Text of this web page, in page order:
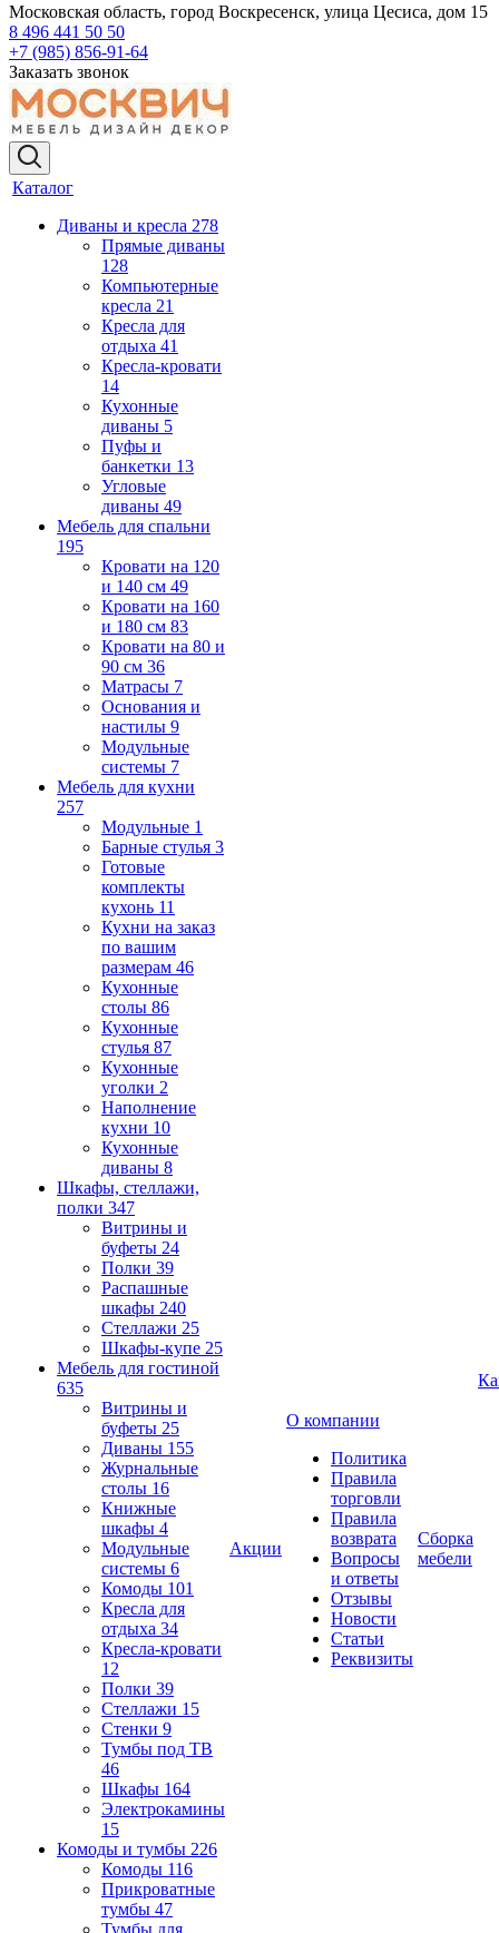
Московская область, город Воскресенск, улица Цесиса, дом 15
8 496 441 50 50
+7 (985) 856-91-64
Заказать звонок
Каталог
Диваны и кресла 278
Прямые диваны
128
Компьютерные
кресла 21
Кресла для
отдыха 41
Кресла-кровати
14
Кухонные
диваны 5
Пуфы и
банкетки 13
Угловые
диваны 49
Мебель для спальни
195
Кровати на 120
и 140 см 49
Кровати на 160
и 180 см 83
Кровати на 80 и
90 см 36
Матрасы 7
Основания и
настилы 9
Модульные
системы 7
Мебель для кухни
257
Модульные 1
Барные стулья 3
Готовые
комплекты
кухонь 11
Кухни на заказ
по вашим
размерам 46
Кухонные
столы 86
Кухонные
стулья 87
Кухонные
уголки 2
Наполнение
кухни 10
Кухонные
диваны 8
Шкафы, стеллажи,
полки 347
Витрины и
буфеты 24
Полки 39
Распашные
шкафы 240
Стеллажи 25
Шкафы-купе 25
Мебель для гостиной
635
Витрины и
буфеты 25
Диваны 155
Журнальные
столы 16
Книжные
шкафы 4
Модульные
системы 6
Комоды 101
Кресла для
отдыха 34
Кресла-кровати
12
Полки 39
Стеллажи 15
Стенки 9
Тумбы под ТВ
46
Шкафы 164
Электрокамины
15
Комоды и тумбы 226
Комоды 116
Прикроватные
тумбы 47
Тумбы для
Акции
О компании
Политика
Правила
торговли
Правила
возврата
Вопросы
и ответы
Отзывы
Новости
Статьи
Реквизиты
Сборка
мебели